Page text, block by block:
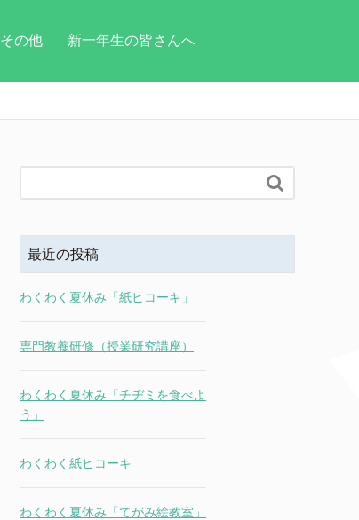
その他 新一年生の皆さんへ

最近の投稿
わくわく夏休み「紙ヒコーキ」
専門教養研修（授業研究講座）
わくわく夏休み「チヂミを食べよ
う」
わくわく紙ヒコーキ
わくわく夏休み「てがみ絵教室」